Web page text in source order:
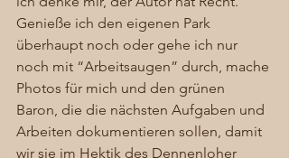
Genieße ich den eigenen Park
überhaupt noch oder gehe ich nur
noch mit “Arbeitsaugen” durch, mache
Photos für mich und den grünen
Baron, die die nächsten Aufgaben und
Arbeiten dokumentieren sollen, damit
wir sie im Hektik des Dennenloher